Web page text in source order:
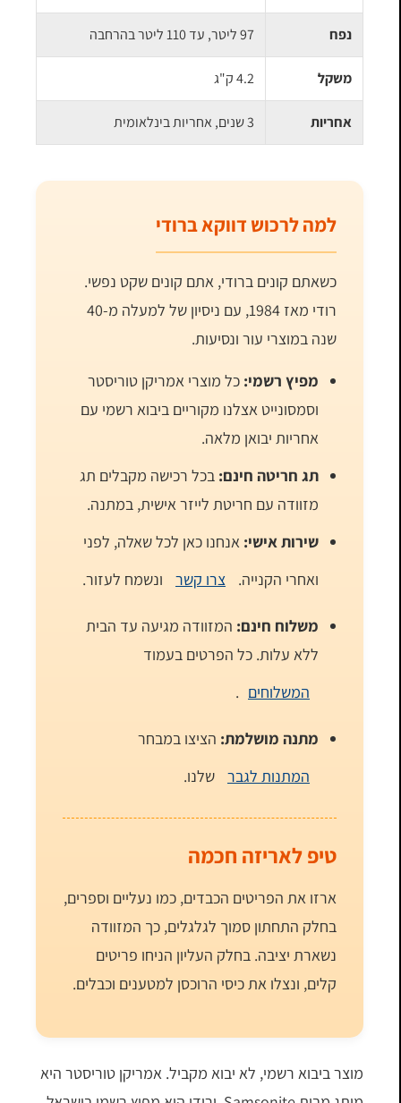
נפח 97 ליטר, עד 110 ליטר בהרחבה
משקל 4.2 ק"ג
אחריות 3 שנים, אחריות בינלאומית
למה לרכוש דווקא ברודי
כשאתם קונים ברודי, אתם קונים שקט נפשי.
רודי מאז 1984, עם ניסיון של למעלה מ-40
שנה במוצרי עור ונסיעות.
מפיץ רשמי:כל מוצרי אמריקן טוריסטר
וסמסונייט אצלנו מקוריים ביבוא רשמי עם
אחריות יבואן מלאה.
תג חריטה חינם:בכל רכישה מקבלים תג
מזוודה עם חריטת לייזר אישית, במתנה.
שירות אישי:אנחנו כאן לכל שאלה, לפני
ואחרי הקנייה.
צרו קשר ונשמח לעזור.
משלוח חינם:המזוודה מגיעה עד הבית
ללא עלות. כל הפרטים בעמוד
המשלוחים
מתנה מושלמת:הציצו במבחר
המתנות לגבר
שלנו.
טיפ לאריזה חכמה
ארזו את הפריטים הכבדים, כמו נעליים וספרים,
בחלק התחתון סמוך לגלגלים, כך המזוודה
נשארת יציבה. בחלק העליון הניחו פריטים
קלים, ונצלו את כיסי הרוכסן למטענים וכבלים.
מוצר ביבוא רשמי, לא יבוא מקביל. אמריקן טוריסטר היא